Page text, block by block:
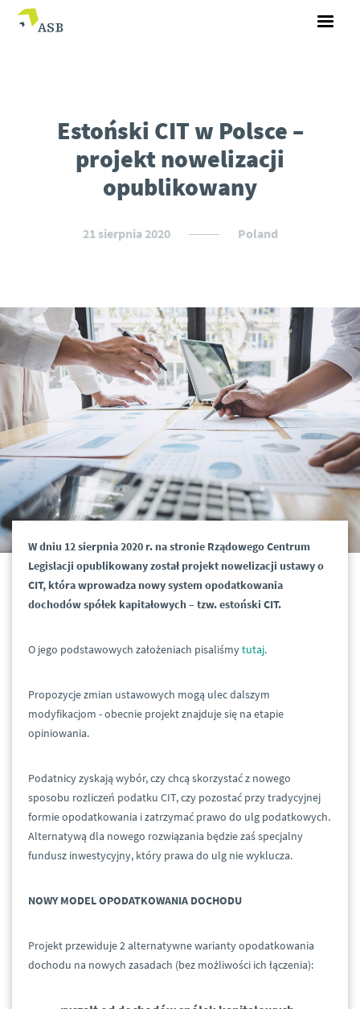
Estoński CIT w Polsce –
projekt nowelizacji
opublikowany
21 sierpnia 2020 Poland
W dniu 12 sierpnia 2020 r. na stronie Rządowego Centrum
Legislacji opublikowany został projekt nowelizacji ustawy o
CIT, która wprowadza nowy system opodatkowania
dochodów spółek kapitałowych – tzw. estoński CIT.
O jego podstawowych założeniach pisaliśmytutaj.
Propozycje zmian ustawowych mogą ulec dalszym
modyfikacjom - obecnie projekt znajduje się na etapie
opiniowania.
Podatnicy zyskają wybór, czy chcą skorzystać z nowego
sposobu rozliczeń podatku CIT, czy pozostać przy tradycyjnej
formie opodatkowania i zatrzymać prawo do ulg podatkowych.
Alternatywą dla nowego rozwiązania będzie zaś specjalny
fundusz inwestycyjny, który prawa do ulg nie wyklucza.
NOWY MODEL OPODATKOWANIA DOCHODU
Projekt przewiduje 2 alternatywne warianty opodatkowania
dochodu na nowych zasadach (bez możliwości ich łączenia):